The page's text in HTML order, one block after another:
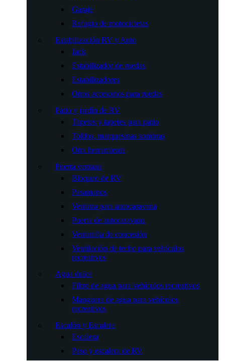
Garaje
Refugio de motocicletas
Estabilización RV y Auto
Jack
Estabilizador de ruedas
Estabilizadores
Otros accesorios para ruedas
Patio y jardín de RV
Tapetes y tapetes para patio
Toldos, marquesinas sombras
Otra herramienta
Puerta ventana
Bloqueo de RV
Pasamanos
Ventana para autocaravana
Puerta de autocaravana
Ventanilla de concesión
Ventilación de techo para vehículos
recreativos
Agua dulce
Filtro de agua para vehículos recreativos
Manguera de agua para vehículos
recreativos
Escalón y Escalera
Escalera
Paso y escalera de RV